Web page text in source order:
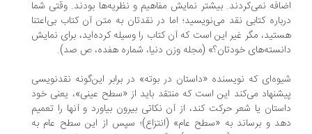
نمی‌کردند. بیشتر نمایش مفاهیم و نظریه‌ها بودند. وقتی شما
کتابی نقد می‌‌نویسید؛ اما در نقدتان به متن آن کتاب بی‌اعتنا
مگر غیر این است که آن کتاب را وسیله کرده‌اید، برای نمایش
خودتان؟» (مجله وزن دنیا، شماره هفده، ص صد).
که نویسنده «داستان در بوته» در برابر این‌گونه نقد‌نویسی
می‌کند این است که منتقد باید از «سطح عینی»، یعنی خود
یا شعر حرکت کند، از آن نکاتی بیرون بیاورد و آنها را تعمیم
و برساند به «سطح عام» (انتزاع)؛ سپس از این سطح عام به